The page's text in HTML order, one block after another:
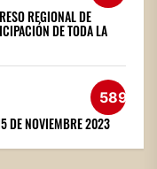
REGIONAL DE
DE TODA LA
589
DE NOVIEMBRE 2023